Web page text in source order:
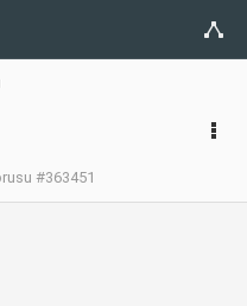
#363451